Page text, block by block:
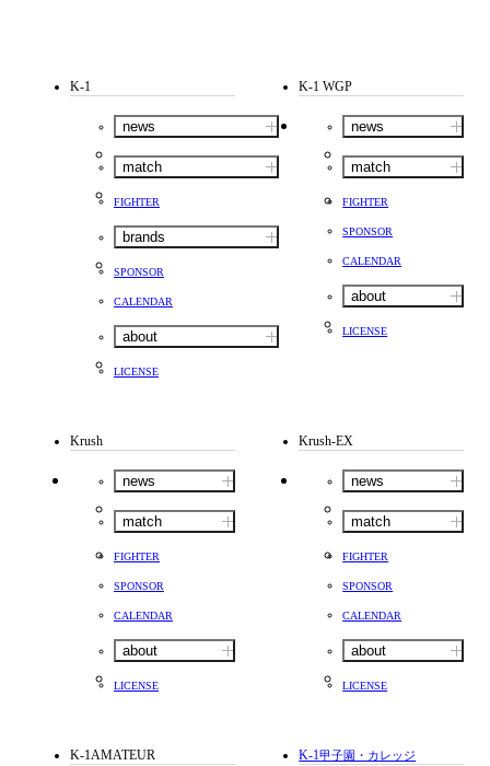
K-1
news
match
FIGHTER
brands
SPONSOR
CALENDAR
about
LICENSE
K-1 WGP
news
match
FIGHTER
SPONSOR
CALENDAR
about
LICENSE
Krush
news
match
FIGHTER
SPONSOR
CALENDAR
about
LICENSE
Krush-EX
news
match
FIGHTER
SPONSOR
CALENDAR
about
LICENSE
K-1AMATEUR K-1甲子園・カレッジ